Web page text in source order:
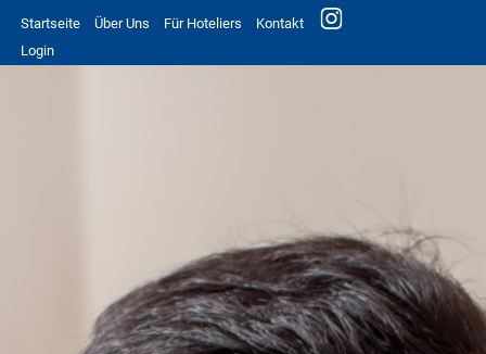
Startseite Über Uns Für Hoteliers
Kontakt
Login